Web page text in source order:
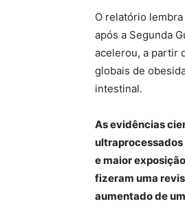
O relatório
após a Segunda
acelerou, a partir
globais de
intestinal.
As evidências
ultraprocessados
e maior
fizeram uma
aumentado de